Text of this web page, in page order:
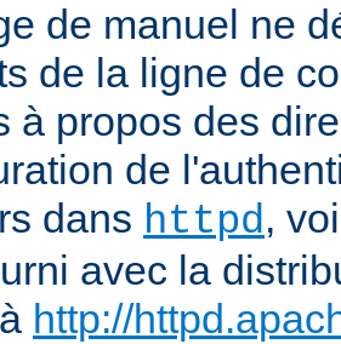
de manuel ne
de la ligne de
à propos des
de
dans httpd,
avec la
http://